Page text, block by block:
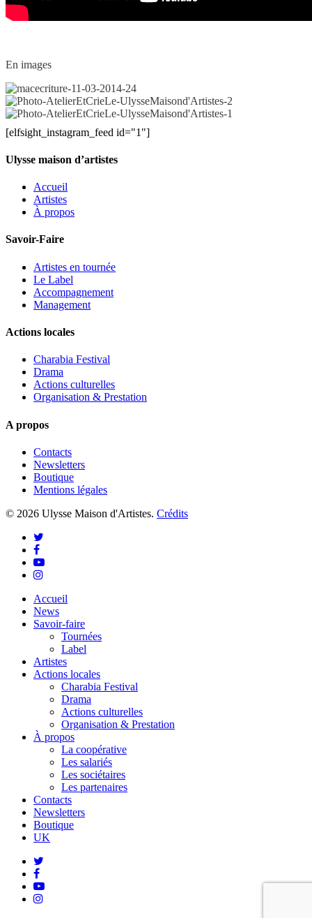
En images
macecriture-
11-
2014-
Photo-
UlysseMaisond'Artistes-
AtelierEtCrieLe-
1
[elfsight_instagram_feed id="1"]
Ulysse maison d’artistes
Accueil
Artistes
À propos
Savoir-Faire
Artistes en tournée
Le Label
Accompagnement
Management
Actions locales
Charabia Festival
Drama
Actions culturelles
Organisation & Prestation
A propos
Contacts
Newsletters
Boutique
Mentions légales
© 2026 Ulysse Maison d'Artistes. Crédits
twitter
facebook
youtube
instagram
Close
Menu
Accueil
News
Savoir-faire
Tournées
Label
Artistes
Actions locales
Charabia Festival
Drama
Actions culturelles
Organisation & Prestation
À propos
La coopérative
Les salariés
Les sociétaires
Les partenaires
Contacts
Newsletters
Boutique
UK
twitter
facebook
youtube
instagram